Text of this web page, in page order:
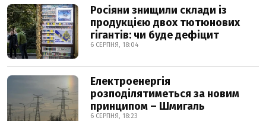
Росіяни знищили склади із
продукцією двох тютюнових
гігантів: чи буде дефіцит
6 СЕРПНЯ, 18:04
Електроенергія
розподілятиметься за новим
принципом – Шмигаль
6 СЕРПНЯ, 18:23